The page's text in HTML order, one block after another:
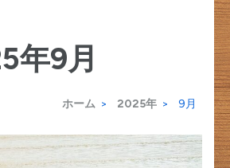
年9月
ホーム > 2025年 > 9月